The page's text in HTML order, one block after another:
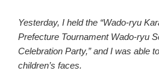
Yesterday, I held the “Wado-ryu
Prefecture Tournament Wado-ryu
Celebration Party,” and I was able
children’s faces.